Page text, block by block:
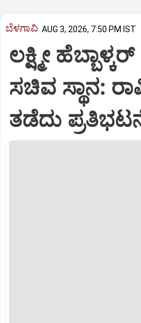
ಬೆಳಗಾವಿ AUG 3, 2026, 7:50 PM IST
ಲಕ್ಷ್ಮೀ
ಸಚಿವ ಸ್ಥಾನ:
ತಡೆದು